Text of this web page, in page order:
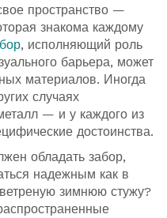
пространство —
знакома каждому
, исполняющий роль
барьера, может
материалов. Иногда
случаях
— и у каждого из
достоинства.
обладать забор,
надежным как в
зимнюю стужу?